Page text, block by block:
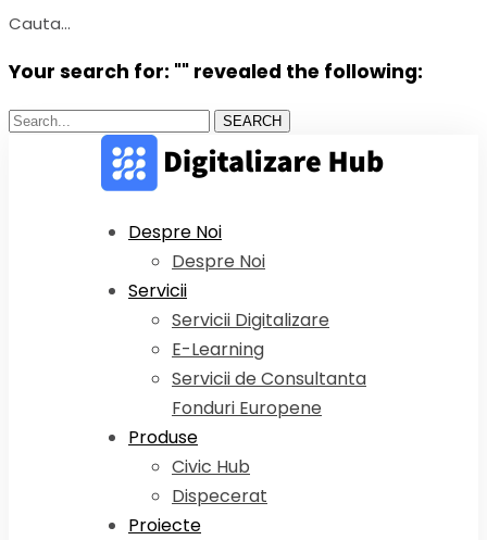
Cauta...
Your search for: "" revealed the following:
Search... SEARCH
Despre Noi
Despre Noi
Servicii
Servicii Digitalizare
E-Learning
Servicii de Consultanta
Fonduri Europene
Produse
Civic Hub
Dispecerat
Proiecte